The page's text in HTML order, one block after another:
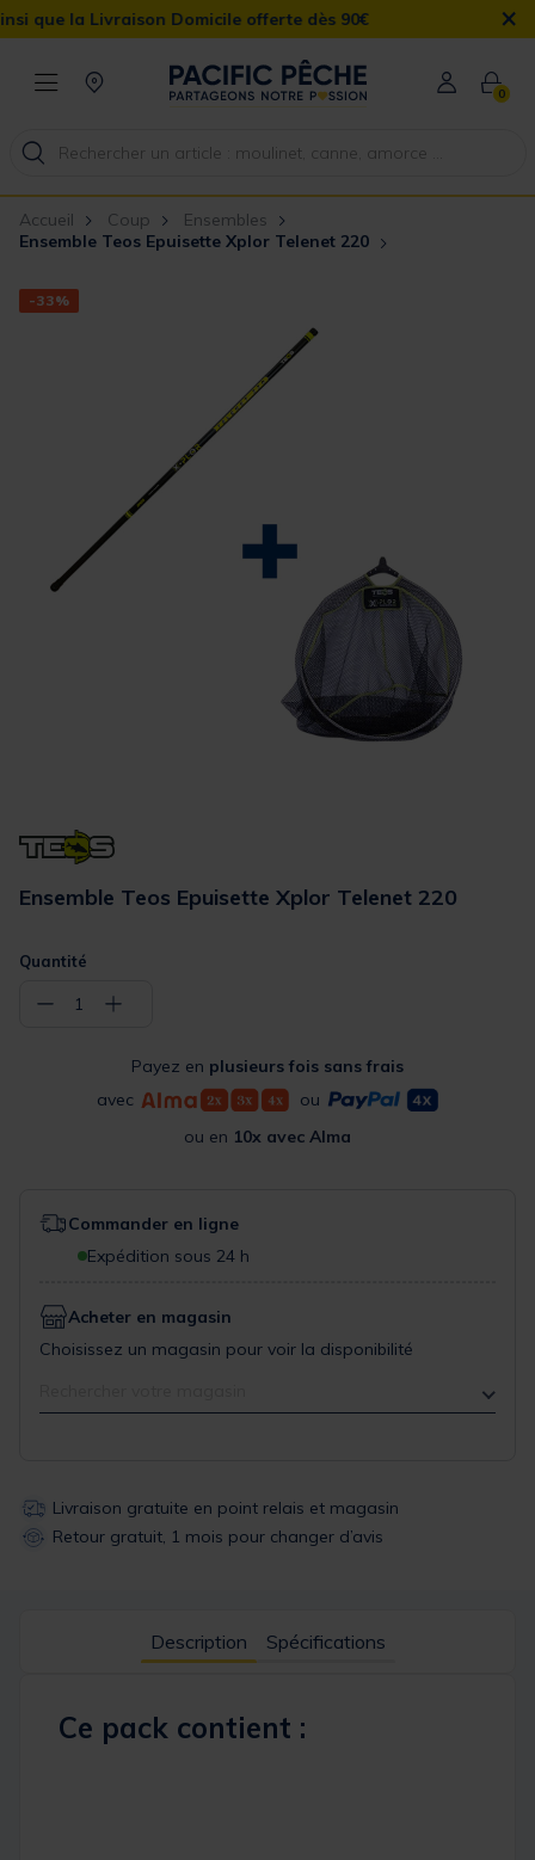
Livraison Domicile offerte dès 90€ ×
0
Accueil Coup
Ensembles
Ensemble Teos Epuisette Xplor Telenet 220
-33%
Ensemble Teos Epuisette Xplor Telenet 220
Quantité
− 1 +
Payez en plusieurs fois sans frais
avec
ou
ou en 10x avec Alma
Commander en ligne
Expédition sous 24 h
Acheter en magasin
Choisissez un magasin pour voir la disponibilité
Livraison gratuite en point relais et magasin
Retour gratuit, 1 mois pour changer d’avis
Description Spécifications
Ce pack contient :